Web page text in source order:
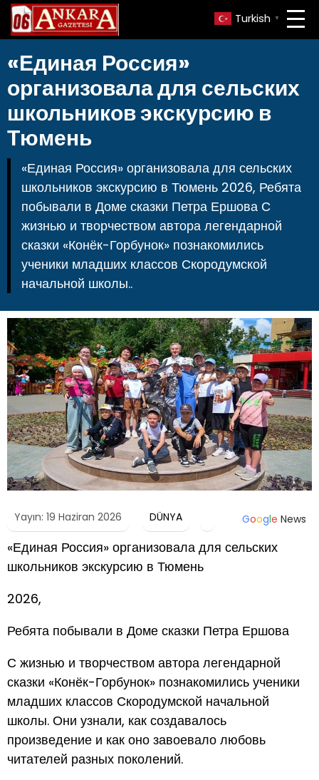
Turkish ▼
«Единая Россия»
организовала для сельских
школьников экскурсию в
Тюмень
«Единая Россия» организовала для сельских
школьников экскурсию в Тюмень 2026, Ребята
побывали в Доме сказки Петра Ершова С
жизнью и творчеством автора легендарной
сказки «Конёк-Горбунок» познакомились
ученики младших классов Скородумской
начальной школы..
Yayın: 19 Haziran 2026 DÜNYA Google News
«Единая Россия» организовала для сельских
школьников экскурсию в Тюмень
2026,
Ребята побывали в Доме сказки Петра Ершова
С жизнью и творчеством автора легендарной
сказки «Конёк-Горбунок» познакомились ученики
младших классов Скородумской начальной
школы. Они узнали, как создавалось
произведение и как оно завоевало любовь
читателей разных поколений.